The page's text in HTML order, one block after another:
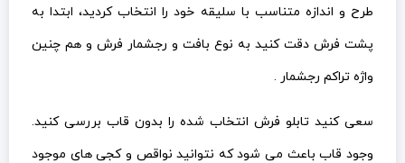
طرح و اندازه متناسب با سلیقه خود را انتخاب کردید، ابتدا به
پشت فرش دقت کنید به نوع بافت و رجشمار فرش و هم چنین
واژه تراکم رجشمار .
سعی کنید تابلو فرش انتخاب شده را بدون قاب بررسی کنید.
وجود قاب باعث می شود که نتوانید نواقص و کجی های موجود